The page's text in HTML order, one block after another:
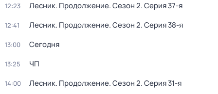
12:23 Лесник. Продолжение. Сезон 2. Серия 37-я
12:41 Лесник. Продолжение. Сезон 2. Серия 38-я
13:00 Сегодня
13:25 ЧП
14:00 Лесник. Продолжение. Сезон 2. Серия 31-я